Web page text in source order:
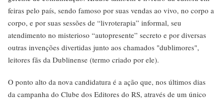
feiras pelo país, sendo famoso por suas vendas ao vivo, no corpo a
corpo, e por suas sessões de “livroterapia” informal, seu
atendimento no misterioso “autopresente” secreto e por diversas
outras invenções divertidas junto aos chamados "dublimores",
leitores fãs da Dublinense (termo criado por ele).
O ponto alto da nova candidatura é a ação que, nos últimos dias
da campanha do Clube dos Editores do RS, através de um único